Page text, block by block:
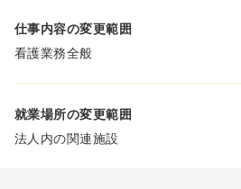
仕事内容の変更範囲
看護業務全般
就業場所の変更範囲
法人内の関連施設